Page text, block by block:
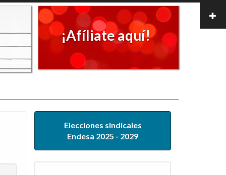
¡Afíliate aquí!
Elecciones sindicales
Endesa 2025 - 2029